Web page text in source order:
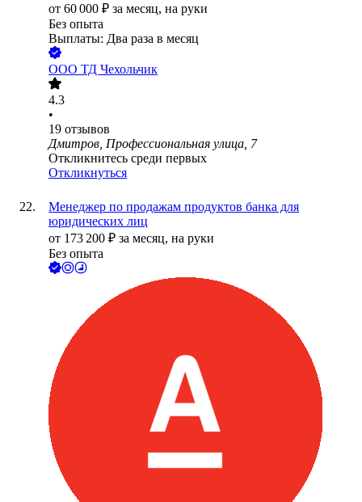
от 60 000 ₽ за месяц, на руки
Без опыта
Выплаты: Два раза в месяц
ООО ТД Чехольчик
4.3
•
19 отзывов
Дмитров, Профессиональная улица, 7
Откликнитесь среди первых
Откликнуться
Менеджер по продажам продуктов банка для
юридических лиц
от 173 200 ₽ за месяц, на руки
Без опыта